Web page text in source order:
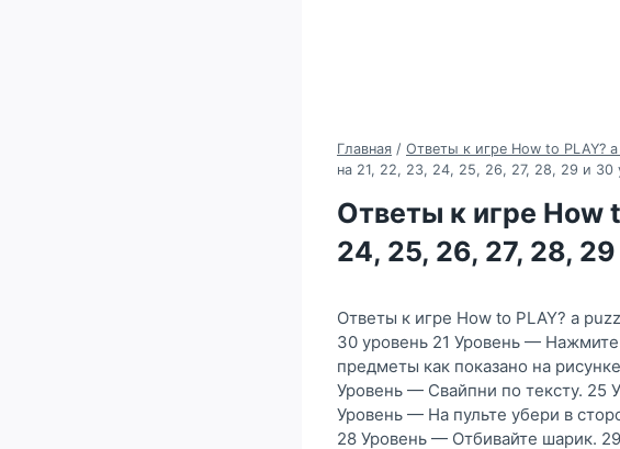
Главная / Ответы к игре How to PLAY?
на 21, 22, 23, 24, 25, 26, 27, 28, 29 и 30
Ответы к игре How
24, 25, 26, 27, 28,
Ответы к игре How to PLAY? a
30 уровень 21 Уровень —
предметы как показано на
Уровень — Свайпни по тексту. 25
Уровень — На пульте убери в
28 Уровень — Отбивайте шарик.